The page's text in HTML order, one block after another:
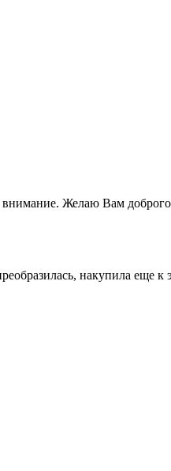
Желаю Вам
накупила еще